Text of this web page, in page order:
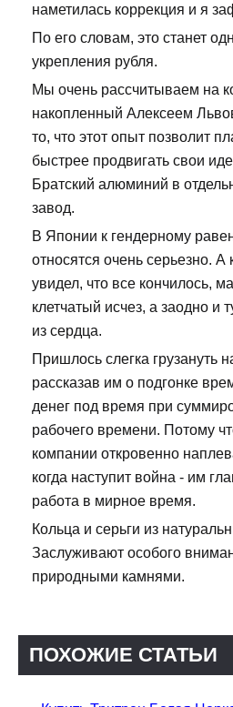
наметилась коррекция и я
По его словам, это станет
укрепления рубля.
Мы очень рассчитываем на
накопленный Алексеем
то, что этот опыт позволит
быстрее продвигать свои
Братский алюминий в
завод.
В Японии к гендерному
относятся очень серьезно. А
увидел, что все кончилось,
клетчатый исчез, а заодно и
из сердца.
Пришлось слегка грузануть
рассказав им о подгонке
денег под время при
рабочего времени. Потому
компании откровенно
когда наступит война - им
работа в мирное время.
Кольца и серьги из
Заслуживают особого
природными камнями.
ПОХОЖИЕ СТАТЬИ